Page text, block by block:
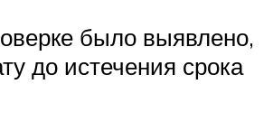
было выявлено,
до истечения срока